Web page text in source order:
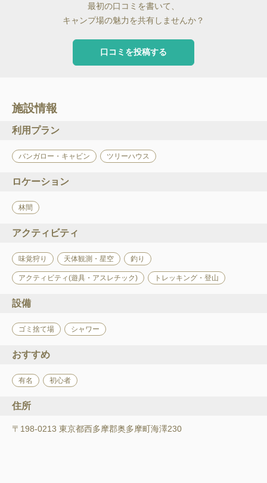
最初の口コミを書いて、
キャンプ場の魅力を共有しませんか？
口コミを投稿する
施設情報
利用プラン
バンガロー・キャビン ツリーハウス
ロケーション
林間
アクティビティ
味覚狩り 天体観測・星空 釣り
アクティビティ(遊具・アスレチック) トレッキング・登山
設備
ゴミ捨て場 シャワー
おすすめ
有名 初心者
住所
〒198-0213 東京都西多摩郡奥多摩町海澤230